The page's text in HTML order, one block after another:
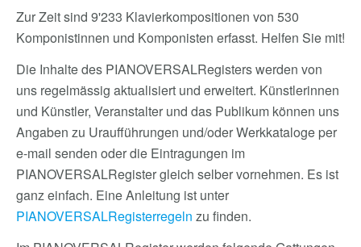
Zur Zeit sind 9'233 Klavierkompositionen von 530
Komponistinnen und Komponisten erfasst. Helfen Sie mit!
Die Inhalte des PIANOVERSALRegisters werden von
uns regelmässig aktualisiert und erweitert. Künstlerinnen
und Künstler, Veranstalter und das Publikum können uns
Angaben zu Uraufführungen und/oder Werkkataloge per
e-mail senden oder die Eintragungen im
PIANOVERSALRegister gleich selber vornehmen. Es ist
ganz einfach. Eine Anleitung ist unter
PIANOVERSALRegisterregeln zu finden.